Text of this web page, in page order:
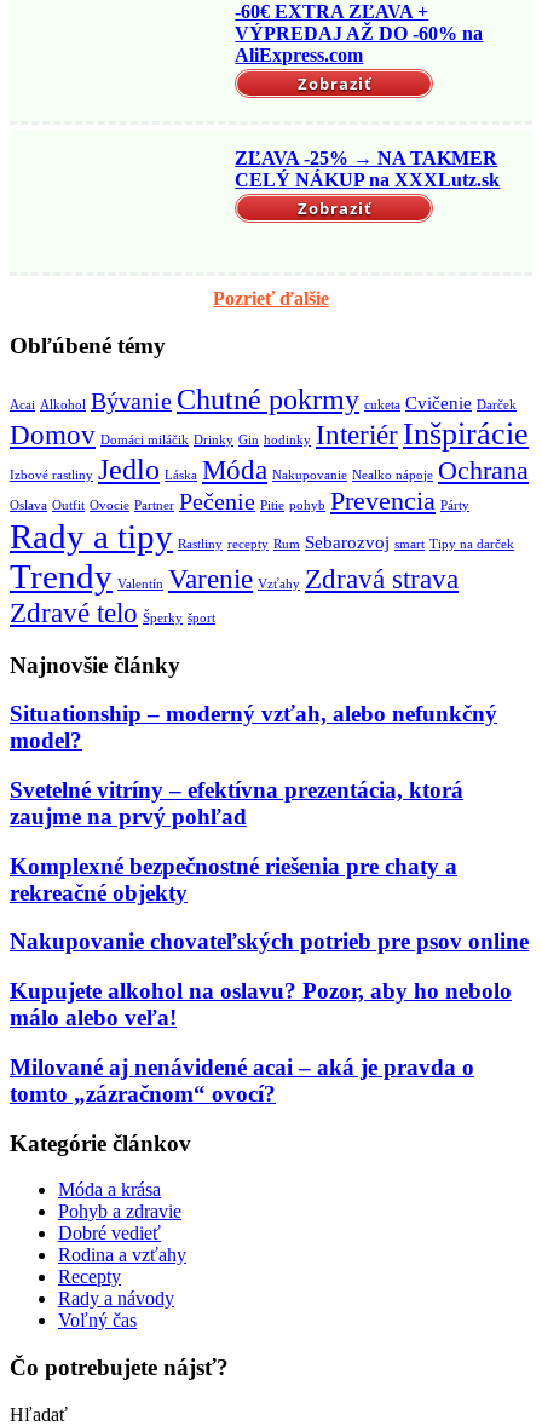
-60€ EXTRA ZĽAVA +
VÝPREDAJ AŽ DO -60% na
AliExpress.com
Zobraziť
ZĽAVA -25% → NA TAKMER
CELÝ NÁKUP na XXXLutz.sk
Zobraziť
Pozrieť ďalšie
Obľúbené témy
Acai Alkohol Bývanie Chutné pokrmy cuketa Cvičenie Darček
Domov Domáci miláčik Drinky Gin hodinky InteriérInšpirácie
Izbové rastliny Jedlo Láska Móda Nakupovanie Nealko nápoje Ochrana
Oslava Outfit Ovocie Partner Pečenie Pitie pohyb Prevencia Párty
Rady a tipy Rastliny recepty Rum Sebarozvoj smart Tipy na darček
Trendy Valentín Varenie Vzťahy Zdravá strava
Zdravé telo Šperky šport
Najnovšie články
Situationship – moderný vzťah, alebo nefunkčný
model?
Svetelné vitríny – efektívna prezentácia, ktorá
zaujme na prvý pohľad
Komplexné bezpečnostné riešenia pre chaty a
rekreačné objekty
Nakupovanie chovateľských potrieb pre psov online
Kupujete alkohol na oslavu? Pozor, aby ho nebolo
málo alebo veľa!
Milované aj nenávidené acai – aká je pravda o
tomto „zázračnom“ ovocí?
Kategórie článkov
Móda a krása
Pohyb a zdravie
Dobré vedieť
Rodina a vzťahy
Recepty
Rady a návody
Voľný čas
Čo potrebujete nájsť?
Hľadať